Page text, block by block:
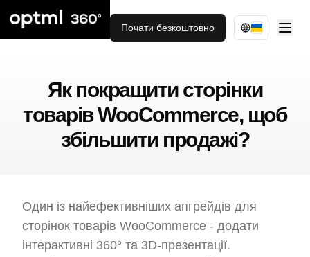
Почати безкоштовно
Як покращити сторінки
товарів WooCommerce, щоб
збільшити продажі?
Один із найефективніших апгрейдів для
сторінок товарів WooCommerce - додати
інтерактивні 360° та 3D-презентації.